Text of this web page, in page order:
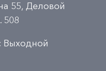
55, Деловой
508
Выходной